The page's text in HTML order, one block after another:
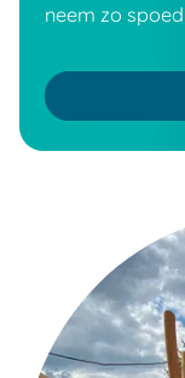
neem zo